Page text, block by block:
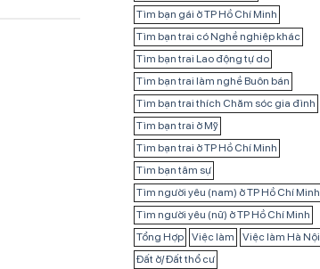
Tìm bạn gái ở TP Hồ Chí Minh
Tìm bạn trai có Nghề nghiệp khác
Tìm bạn trai Lao động tự do
Tìm bạn trai làm nghề Buôn bán
Tìm bạn trai thích Chăm sóc gia đình
Tìm bạn trai ở Mỹ
Tìm bạn trai ở TP Hồ Chí Minh
Tìm bạn tâm sự
Tìm người yêu (nam) ở TP Hồ Chí Minh
Tìm người yêu (nữ) ở TP Hồ Chí Minh
Tổng Hợp
Việc làm
Việc làm Hà Nội
Đất ở/ Đất thổ cư